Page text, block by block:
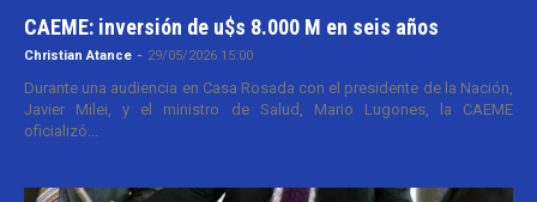
CAEME: inversión de u$s 8.000 M en seis años
Christian Atance - 29/05/2026 15:00
Durante una audiencia en Casa Rosada con el presidente de la Nación,
Javier Milei, y el ministro de Salud, Mario Lugones, la CAEME
oficializó...